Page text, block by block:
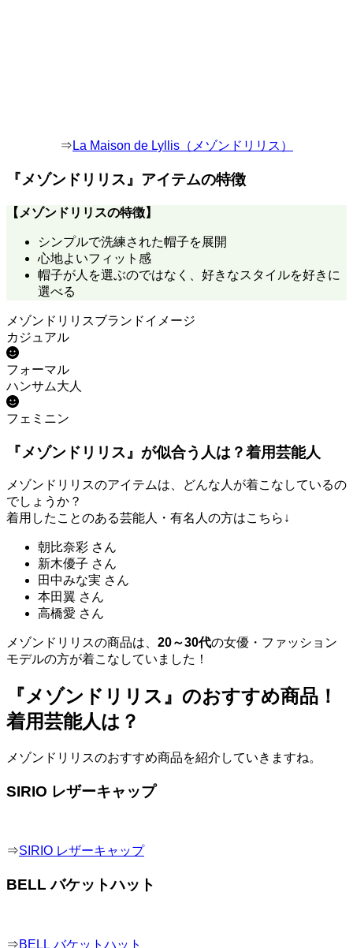
⇒ La Maison de Lyllis（メゾンドリリス）
『メゾンドリリス』アイテムの特徴
【 メゾンドリリスの特徴】
シンプルで洗練された帽子を展開
心地よいフィット感
帽子が人を選ぶのではなく、好きなスタイルを好きに
選べる
メゾンドリリスブランドイメージ
カジュアル
フォーマル
ハンサム大人
フェミニン
『メゾンドリリス』が似合う人は？着用芸能人
メゾンドリリスのアイテムは、どんな人が着こなしているの
でしょうか？
着用したことのある芸能人・有名人の方はこちら↓
朝比奈彩 さん
新木優子 さん
田中みな実 さん
本田翼 さん
高橋愛 さん
メゾンドリリスの商品は、 20～30代の女優・ファッション
モデルの方が着こなしていました！
『メゾンドリリス』のおすすめ商品！
着用芸能人は？
メゾンドリリスのおすすめ商品を紹介していきますね。
SIRIO レザーキャップ
⇒SIRIO レザーキャップ
BELL バケットハット
⇒BELL バケットハット